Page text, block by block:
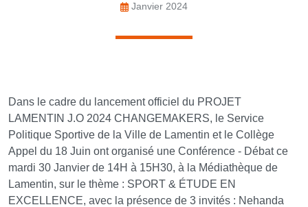
Janvier 2024
Dans le cadre du lancement officiel du PROJET
LAMENTIN J.O 2024 CHANGEMAKERS, le Service
Politique Sportive de la Ville de Lamentin et le Collège
Appel du 18 Juin ont organisé une Conférence - Débat ce
mardi 30 Janvier de 14H à 15H30, à la Médiathèque de
Lamentin, sur le thème : SPORT & ÉTUDE EN
EXCELLENCE, avec la présence de 3 invités : Nehanda